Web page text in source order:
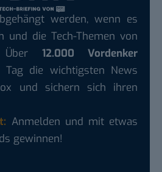
werden, wenn es
und die Tech-Themen von
Über 12.000 Vordenker
Tag die wichtigsten News
und sichern sich ihren
Anmelden und mit etwas
gewinnen!